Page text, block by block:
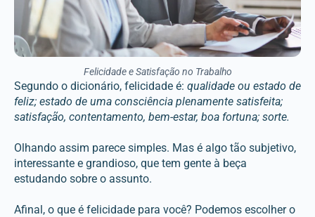
Felicidade e Satisfação no Trabalho
Segundo o dicionário, felicidade é: qualidade ou estado de
feliz; estado de uma consciência plenamente satisfeita;
satisfação, contentamento, bem-estar, boa fortuna; sorte.
Olhando assim parece simples. Mas é algo tão subjetivo,
interessante e grandioso, que tem gente à beça
estudando sobre o assunto.
Afinal, o que é felicidade para você? Podemos escolher o